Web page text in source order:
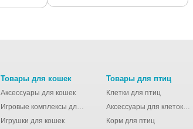
Товары для кошек
Аксессуары для кошек
Игровые комплексы для кошек
Игрушки для кошек
Товары для птиц
Клетки для птиц
Аксессуары для клеток для птиц
Корм для птиц